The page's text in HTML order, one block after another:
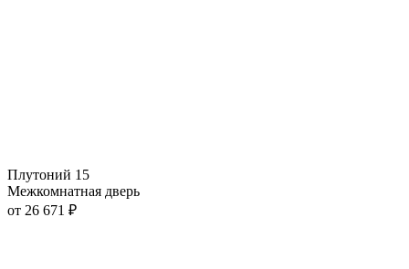
Плутоний 15
Межкомнатная дверь
от 26 671 ₽